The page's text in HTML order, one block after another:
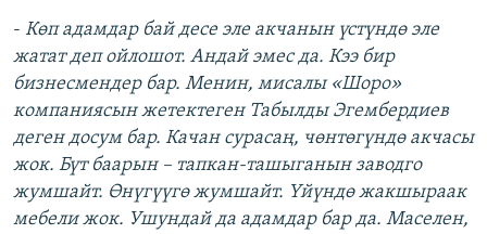
- Көп адамдар бай десе эле акчанын үстүндө эле
жатат деп ойлошот. Андай эмес да. Кээ бир
бизнесмендер бар. Менин, мисалы «Шоро»
компаниясын жетектеген Табылды Эгембердиев
деген досум бар. Качан сурасаң, чөнтөгүндө акчасы
жок. Бүт баарын – тапкан-ташыганын заводго
жумшайт. Өнүгүүгө жумшайт. Үйүндө жакшыраак
мебели жок. Ушундай да адамдар бар да. Маселен,